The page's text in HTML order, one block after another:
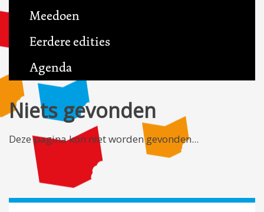
Meedoen
Eerdere edities
Agenda
Niets gevonden
Deze pagina kon niet worden gevonden...